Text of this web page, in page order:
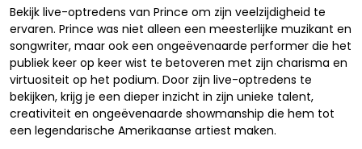
Bekijk live-optredens van Prince om zijn veelzijdigheid te
ervaren. Prince was niet alleen een meesterlijke muzikant en
songwriter, maar ook een ongeëvenaarde performer die het
publiek keer op keer wist te betoveren met zijn charisma en
virtuositeit op het podium. Door zijn live-optredens te
bekijken, krijg je een dieper inzicht in zijn unieke talent,
creativiteit en ongeëvenaarde showmanship die hem tot
een legendarische Amerikaanse artiest maken.